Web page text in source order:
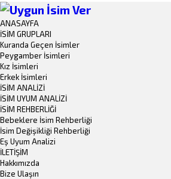
ANASAYFA
İSİM GRUPLARI
Kuranda Geçen İsimler
Peygamber İsimleri
Kız İsimleri
Erkek İsimleri
İSİM ANALİZİ
İSİM UYUM ANALİZİ
İSİM REHBERLİĞİ
Bebeklere İsim Rehberliği
İsim Değişikliği Rehberliği
Eş Uyum Analizi
İLETİŞİM
Hakkımızda
Bize Ulaşın